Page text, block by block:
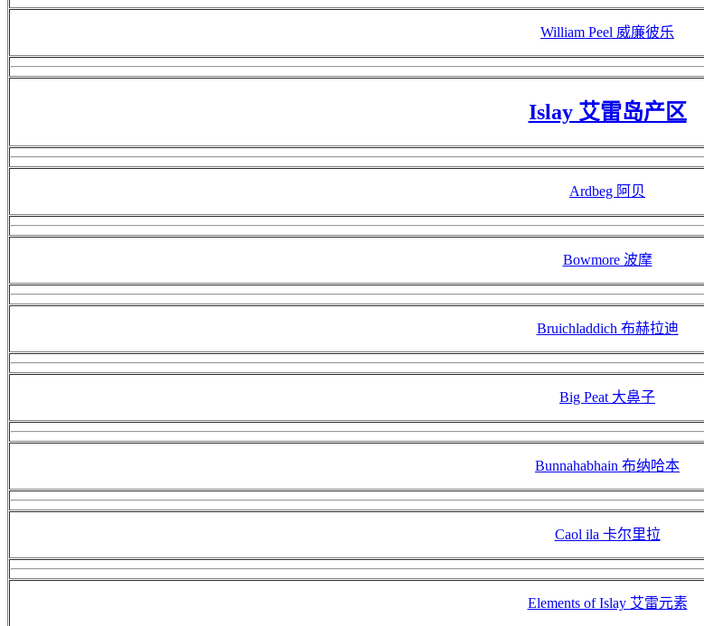
William Peel 威廉彼乐
Islay 艾雷岛产区
Ardbeg 阿贝
Bowmore 波摩
Bruichladdich 布赫拉迪
Big Peat 大鼻子
Bunnahabhain 布纳哈本
Caol ila 卡尔里拉
Elements of Islay 艾雷元素